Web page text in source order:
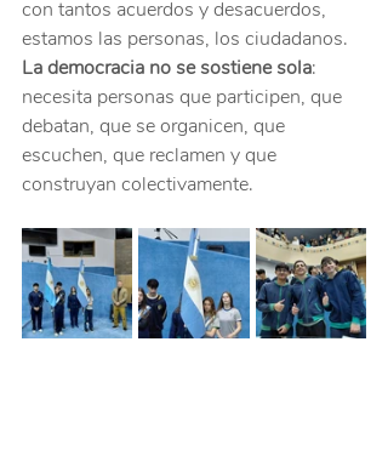
con tantos acuerdos y desacuerdos,
estamos las personas, los ciudadanos.
La democracia no se sostiene sola:
necesita personas que participen, que
debatan, que se organicen, que
escuchen, que reclamen y que
construyan colectivamente.